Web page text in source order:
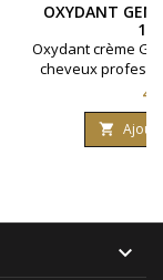
OXYDANT
Oxydant crème
cheveux
contenant 6%
avec une
protectrice reine
alba ).Bouteille

